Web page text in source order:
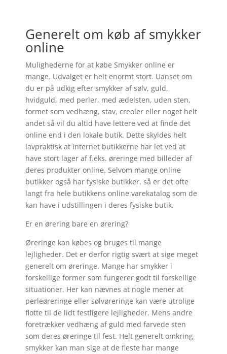
Generelt om køb af smykker
online
Mulighederne for at købe Smykker online er
mange. Udvalget er helt enormt stort. Uanset om
du er på udkig efter smykker af sølv, guld,
hvidguld, med perler, med ædelsten, uden sten,
formet som vedhæng, stav, creoler eller noget helt
andet så vil du altid have lettere ved at finde det
online end i den lokale butik. Dette skyldes helt
lavpraktisk at internet butikkerne har let ved at
have stort lager af f.eks. øreringe med billeder af
deres produkter online. Selvom mange online
butikker også har fysiske butikker, så er det ofte
langt fra hele butikkens online varekatalog som de
kan have i udstillingen i deres fysiske butik.
Er en ørering bare en ørering?
Øreringe kan købes og bruges til mange
lejligheder. Det er derfor rigtig svært at sige meget
generelt om øreringe. Mange har smykker i
forskellige former som fungerer godt til forskellige
situationer. Her kan nævnes at nogle mener at
perleøreringe eller sølvøreringe kan være utrolige
flotte til de lidt festligere lejligheder. Mens andre
foretrækker vedhæng af guld med farvede sten
som deres øreringe til fest. Helt generelt omkring
smykker kan man sige at de fleste har mange